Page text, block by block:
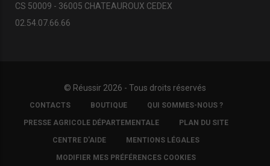
CS 50009 - 36005 CHATEAUROUX CEDEX
02.54.07.66.66
© Réussir 2026 - Tous droits réservés
FOOTER
COPYRIGHT
CONTACTS BOUTIQUE QUI SOMMES-NOUS ?
PRESSE AGRICOLE DÉPARTEMENTALE PLAN DU SITE
CENTRE D'AIDE MENTIONS LÉGALES
MODIFIER MES PRÉFÉRENCES COOKIES